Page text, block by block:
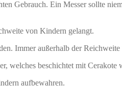
Gebrauch. Ein Messer sollte
von Kindern gelangt.
Immer außerhalb der
welches beschichtet mit Cerakote
aufbewahren.